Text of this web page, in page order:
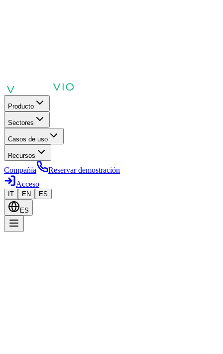
Producto
Sectores
Casos de uso
Recursos
Compañía
Reservar demostración
Acceso
IT EN ES
ES